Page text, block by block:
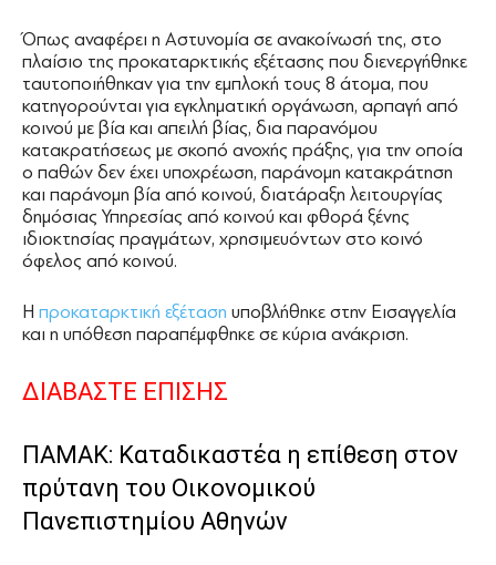
Όπως αναφέρει η Αστυνομία σε ανακοίνωσή της, στο
πλαίσιο της προκαταρκτικής εξέτασης που διενεργήθηκε
ταυτοποιήθηκαν για την εμπλοκή τους 8 άτομα, που
κατηγορούνται για εγκληματική οργάνωση, αρπαγή από
κοινού με βία και απειλή βίας, δια παρανόμου
κατακρατήσεως με σκοπό ανοχής πράξης, για την οποία
ο παθών δεν έχει υποχρέωση, παράνομη κατακράτηση
και παράνομη βία από κοινού, διατάραξη λειτουργίας
δημόσιας Υπηρεσίας από κοινού και φθορά ξένης
ιδιοκτησίας πραγμάτων, χρησιμευόντων στο κοινό
όφελος από κοινού.
Η προκαταρκτική εξέταση υποβλήθηκε στην Εισαγγελία
και η υπόθεση παραπέμφθηκε σε κύρια ανάκριση.
ΔΙΑΒΑΣΤΕ ΕΠΙΣΗΣ
ΠΑΜΑΚ: Καταδικαστέα η επίθεση στον
πρύτανη του Οικονομικού
Πανεπιστημίου Αθηνών